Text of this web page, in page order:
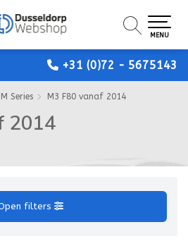
+31 (0)72 - 5675143
MENU
MENU
MENU
M Series M3 F80 vanaf 2014
2014
filters